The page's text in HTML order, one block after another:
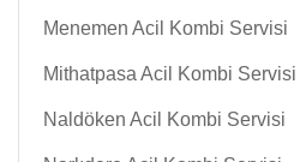
Menemen Acil Kombi Servisi
Mithatpasa Acil Kombi Servisi
Naldöken Acil Kombi Servisi